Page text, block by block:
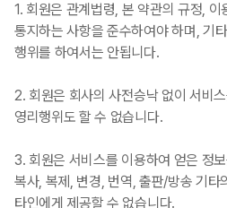
1. 회원은 관계법령, 본 약관의 규정,
통지하는 사항을 준수하여야 하며, 기
행위를 하여서는 안됩니다.
2. 회원은 회사의 사전승낙 없이 서비
영리행위도 할 수 없습니다.
3. 회원은 서비스를 이용하여 얻은 정
복사, 복제, 변경, 번역, 출판/방송 기타
타인에게 제공할 수 없습니다.